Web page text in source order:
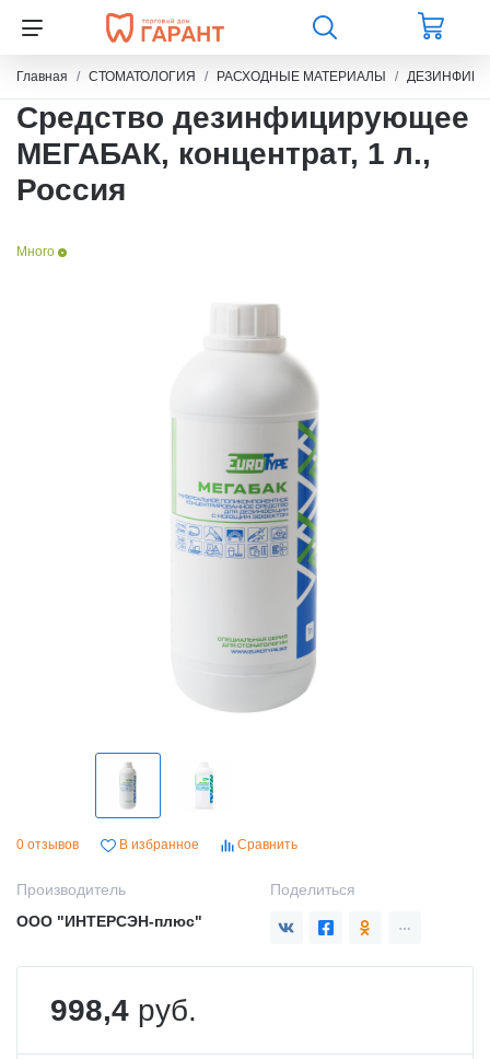
Главная СТОМАТОЛОГИЯ РАСХОДНЫЕ МАТЕРИАЛЫ
Средство дезинфицирующее
МЕГАБАК, концентрат, 1 л.,
Россия
Много
0 отзывов В избранное Сравнить
Производитель
ООО "ИНТЕРСЭН-плюс"
Поделиться
998,4 руб.